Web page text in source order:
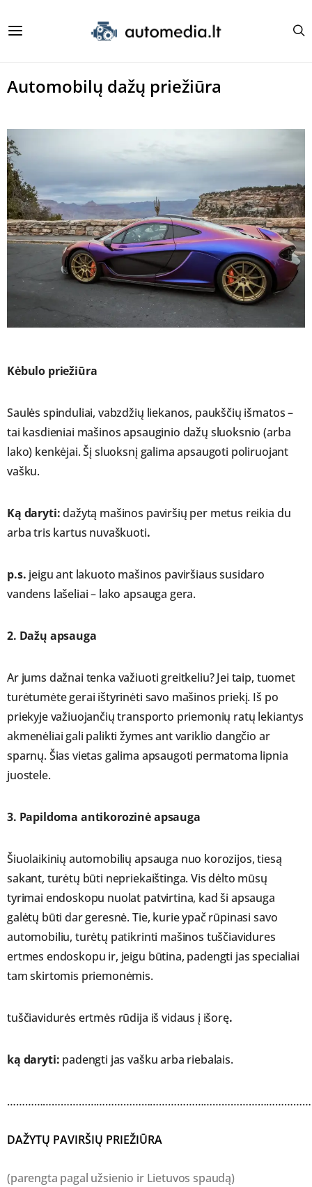
Automobilų dažų priežiūra
Kėbulo priežiūra
Saulės spinduliai, vabzdžių liekanos, paukščių išmatos –
tai kasdieniai mašinos apsauginio dažų sluoksnio (arba
lako) kenkėjai. Šį sluoksnį galima apsaugoti poliruojant
vašku.
Ką daryti:dažytą mašinos paviršių per metus reikia du
arba tris kartus nuvaškuoti.
p.s. jeigu ant lakuoto mašinos paviršiaus susidaro
vandens lašeliai – lako apsauga gera.
2. Dažų apsauga
Ar jums dažnai tenka važiuoti greitkeliu? Jei taip, tuomet
turėtumėte gerai ištyrinėti savo mašinos priekį. Iš po
priekyje važiuojančių transporto priemonių ratų lekiantys
akmenėliai gali palikti žymes ant variklio dangčio ar
sparnų. Šias vietas galima apsaugoti permatoma lipnia
juostele.
3. Papildoma antikorozinė apsauga
Šiuolaikinių automobilių apsauga nuo korozijos, tiesą
sakant, turėtų būti nepriekaištinga. Vis dėlto mūsų
tyrimai endoskopu nuolat patvirtina, kad ši apsauga
galėtų būti dar geresnė. Tie, kurie ypač rūpinasi savo
automobiliu, turėtų patikrinti mašinos tuščiavidures
ertmes endoskopu ir, jeigu būtina, padengti jas specialiai
tam skirtomis priemonėmis.
tuščiavidurės ertmės rūdija iš vidaus į išorę.
ką daryti: padengti jas vašku arba riebalais.
DAŽYTŲ PAVIRŠIŲ PRIEŽIŪRA
(parengta pagal užsienio ir Lietuvos spaudą)